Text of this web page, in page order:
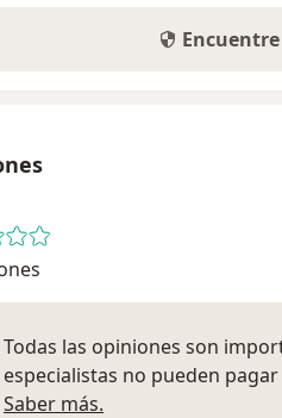
Todas las opiniones son
especialistas no pueden
Saber más.